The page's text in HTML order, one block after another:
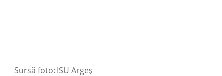
Sursă foto: ISU Argeș